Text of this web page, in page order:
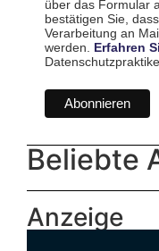
über das Formular
bestätigen Sie,
Verarbeitung an
werden. Erfahren
Beliebte
Anzeige